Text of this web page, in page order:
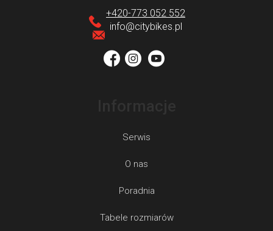
r
o
k
i
t
y
info@citybikes.pl
+420-773 052 552
Serwis
O nas
Poradnia
Tabele rozmiarów